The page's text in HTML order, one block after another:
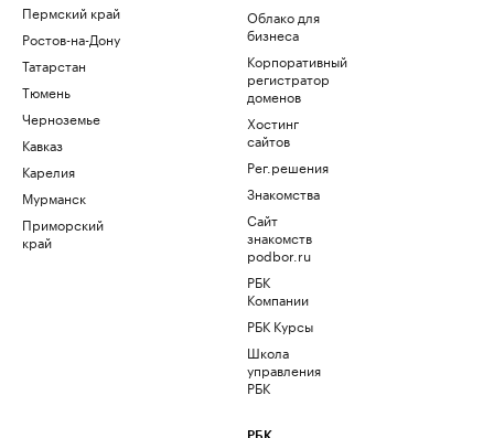
Пермский край
Ростов-на-Дону
Татарстан
Тюмень
Черноземье
Кавказ
Карелия
Мурманск
Приморский
край
Облако для
бизнеса
Корпоративный
регистратор
доменов
Хостинг
сайтов
Рег.решения
Знакомства
Сайт
знакомств
podbor.ru
РБК
Компании
РБК Курсы
Школа
управления
РБК